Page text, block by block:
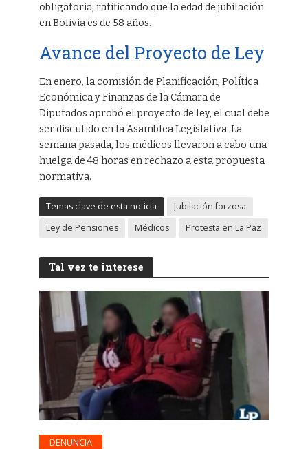
obligatoria, ratificando que la edad de jubilación
en Bolivia es de 58 años.
Avance del Proyecto de Ley
En enero, la comisión de Planificación, Política
Económica y Finanzas de la Cámara de
Diputados aprobó el proyecto de ley, el cual debe
ser discutido en la Asamblea Legislativa. La
semana pasada, los médicos llevaron a cabo una
huelga de 48 horas en rechazo a esta propuesta
normativa.
Temas clave de esta noticia
Jubilación forzosa
Ley de Pensiones
Médicos Protesta en La Paz
Tal vez te interese
DENUNCIA